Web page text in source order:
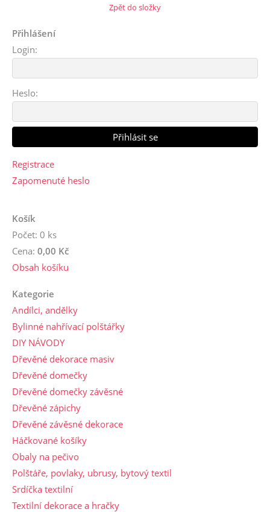
Zpět do složky
Přihlášení
Login:
Heslo:
Registrace
Zapomenuté heslo
Košík
Počet: 0 ks
Cena: 0,00 Kč
Obsah košíku
Kategorie
Andílci, andělky
Bylinné nahřívací polštářky
DIY NÁVODY
Dřevěné dekorace masiv
Dřevěné domečky
Dřevěné domečky závěsné
Dřevěné zápichy
Dřevěné závěsné dekorace
Háčkované košíky
Obaly na pečivo
Polštáře, povlaky, ubrusy, bytový textil
Srdíčka textilní
Textilní dekorace a hračky